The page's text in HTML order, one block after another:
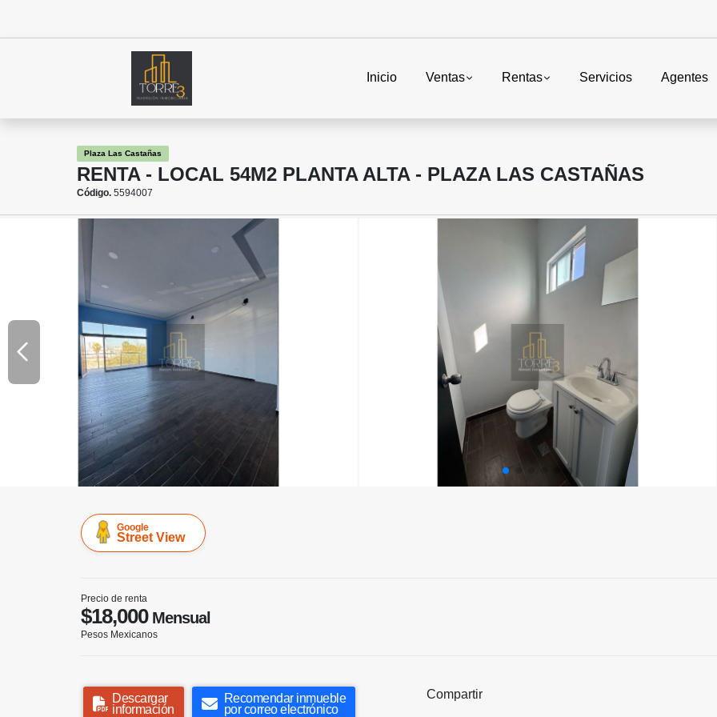
Inicio Ventas Rentas Servicios Agentes
Plaza Las Castañas
RENTA - LOCAL 54M2 PLANTA ALTA - PLAZA LAS CASTAÑAS
Código. 5594007
Google
Street View
Precio de renta
$18,000Mensual
Pesos Mexicanos
Descargar
información
Recomendar inmueble
por correo electrónico
Compartir